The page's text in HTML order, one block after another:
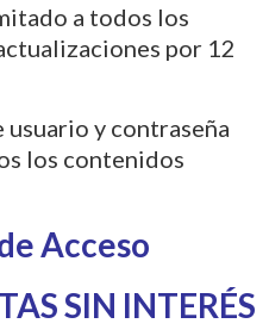
a todos los
por 12
usuario y contraseña
los contenidos
Acceso
SIN INTERÉS